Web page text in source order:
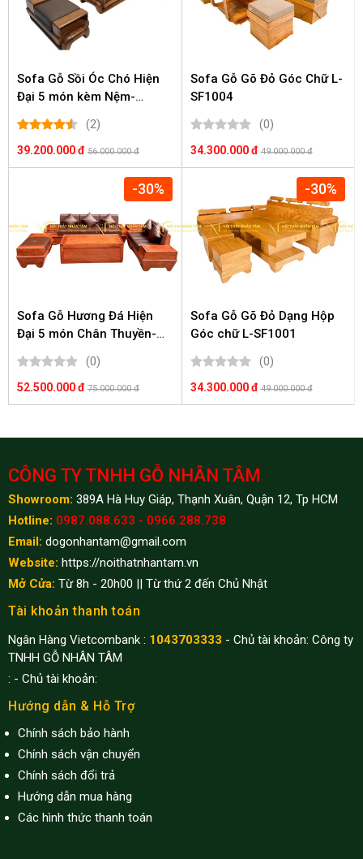
Sofa Gỗ Sồi Óc Chó Hiện
Đại 5 món kèm Nệm-
(2)
39.200.000 đ 56.000.000 đ
Sofa Gỗ Gõ Đỏ Góc Chữ L-
SF1004
(0)
34.300.000 đ49.000.000 đ
-30%
Sofa Gỗ Hương Đá Hiện
Đại 5 món Chân Thuyền-
(0)
52.500.000 đ 75.000.000 đ
-30%
Sofa Gỗ Gõ Đỏ Dạng Hộp
Góc chữ L-SF1001
(0)
34.300.000 đ49.000.000 đ
CÔNG TY TNHH GỖ NHÂN TÂM
Showroom: 389A Hà Huy Giáp, Thạnh Xuân, Quận 12, Tp HCM
Hotline: 0987.088.633 - 0966.288.738
Email: dogonhantam@gmail.com
Website: https://noithatnhantam.vn
Mở Cửa: Từ 8h - 20h00 || Từ thứ 2 đến Chủ Nhật
Tài khoản thanh toán
Ngân Hàng Vietcombank : 1043703333 - Chủ tài khoản: Công ty
TNHH GỖ NHÂN TÂM
: - Chủ tài khoản:
Hướng dẫn & Hỗ Trợ
Chính sách bảo hành
Chính sách vận chuyển
Chính sách đổi trả
Hướng dẫn mua hàng
Các hình thức thanh toán